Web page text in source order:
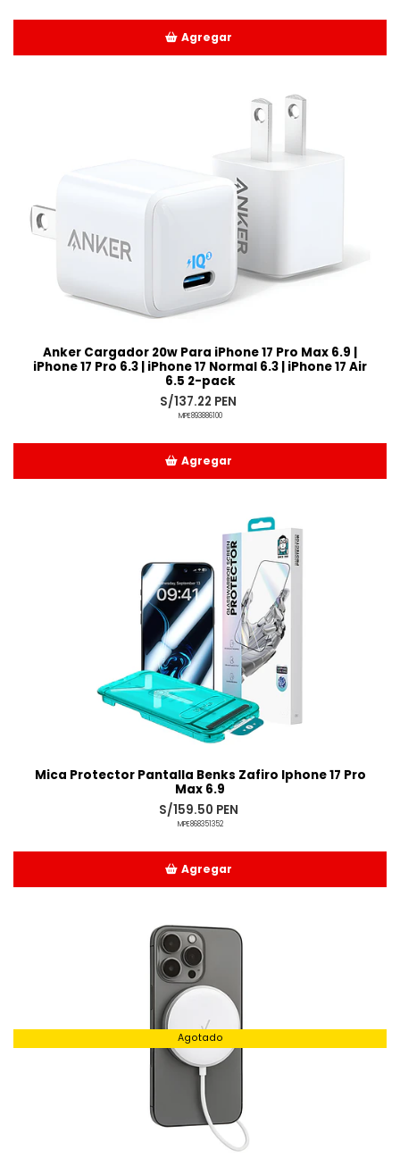
Agregar
Anker Cargador 20w Para iPhone 17 Pro Max 6.9 |
iPhone 17 Pro 6.3 | iPhone 17 Normal 6.3 | iPhone 17 Air
6.5 2-pack
S/137.22 PEN
MPE893886100
Agregar
Mica Protector Pantalla Benks Zafiro Iphone 17 Pro
Max 6.9
S/159.50 PEN
MPE868351352
Agregar
Agotado